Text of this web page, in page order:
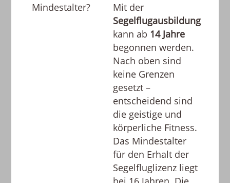
Mindestalter?
Mit der
Segelflugausbildung
kann ab 14 Jahre
begonnen werden.
Nach oben sind
keine Grenzen
gesetzt –
entscheidend sind
die geistige und
körperliche Fitness.
Das Mindestalter
für den Erhalt der
Segelfluglizenz liegt